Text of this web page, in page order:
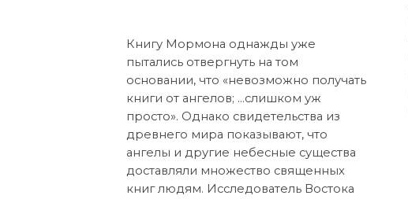
Книгу Мормона однажды уже
пытались отвергнуть на том
основании, что «невозможно получать
книги от ангелов; …слишком уж
просто». Однако свидетельства из
древнего мира показывают, что
ангелы и другие небесные существа
доставляли множество священных
книг людям. Исследователь Востока